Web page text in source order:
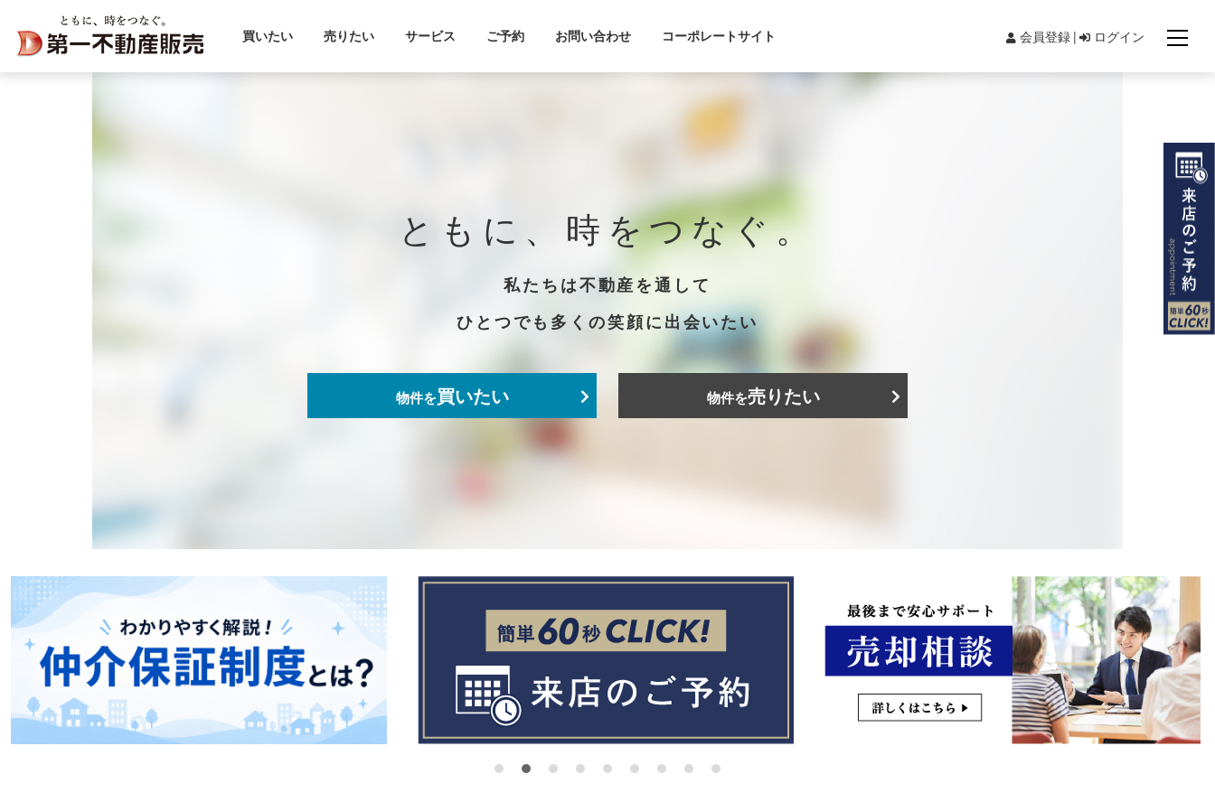
買いたい 売りたい サービス ご予約 お問い合わせ コーポレートサイト 会員登録 ログイン
ともに、時をつなぐ。
私たちは不動産を通して
ひとつでも多くの笑顔に出会いたい
物件を買いたい 物件を売りたい